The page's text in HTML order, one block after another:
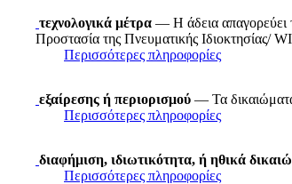
τεχνολογικά μέτρα — Η άδεια απαγορεύει
Προστασία της Πνευματικής Ιδιοκτησίας/
Περισσότερες πληροφορίες
εξαίρεσης ή περιορισμού — Τα
Περισσότερες πληροφορίες
διαφήμιση, ιδιωτικότητα, ή ηθικά
Περισσότερες πληροφορίες